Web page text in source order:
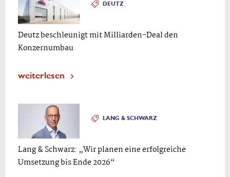
DEUTZ
Deutz beschleunigt mit Milliarden-Deal den
Konzernumbau
weiterlesen
LANG & SCHWARZ
Lang & Schwarz: „Wir planen eine erfolgreiche
Umsetzung bis Ende 2026“